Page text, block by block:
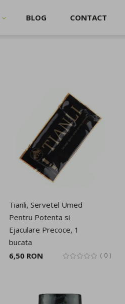
BLOG CONTACT
Tianli, Servetel Umed
Pentru Potenta si
Ejaculare Precoce, 1
bucata
0
6,50 RON